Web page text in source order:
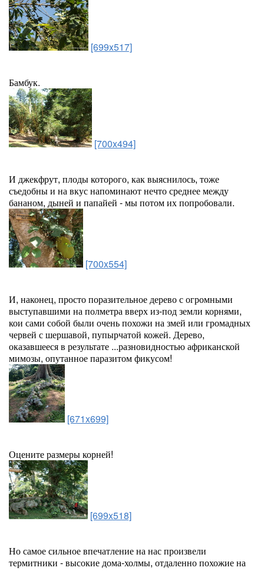
[699x517]
Бамбук.
[700x494]
И джекфрут, плоды которого, как выяснилось, тоже
съедобны и на вкус напоминают нечто среднее между
бананом, дыней и папайей - мы потом их попробовали.
[700x554]
И, наконец, просто поразительное дерево с огромными
выступавшими на полметра вверх из-под земли корнями,
кои сами собой были очень похожи на змей или громадных
червей с шершавой, пупырчатой кожей. Дерево,
оказавшееся в результате ...разновидностью африканской
мимозы, опутанное паразитом фикусом!
[671x699]
Оцените размеры корней!
[699x518]
Но самое сильное впечатление на нас произвели
термитники - высокие дома-холмы, отдаленно похожие на